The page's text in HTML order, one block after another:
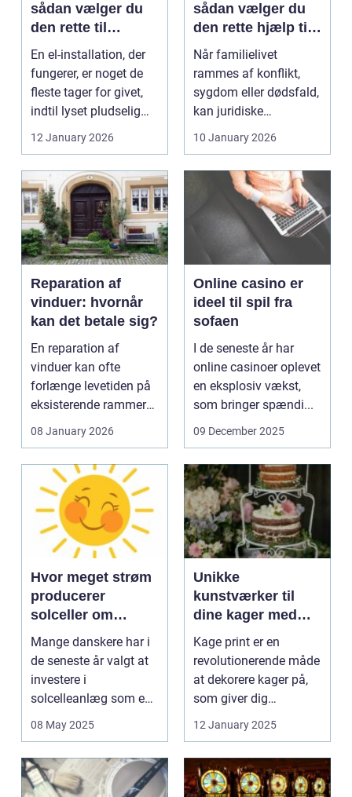
sådan vælger du
den rette til
opgaven
En el-installation, der
fungerer, er noget de
fleste tager for givet,
indtil lyset pludselig
går, el...
12 January 2026
sådan vælger du
den rette hjælp til
familien
Når familielivet
rammes af konflikt,
sygdom eller dødsfald,
kan juridiske
spørgsmål hurtigt
vokse si...
10 January 2026
Reparation af
vinduer: hvornår
kan det betale sig?
En reparation af
vinduer kan ofte
forlænge levetiden på
eksisterende rammer
og glas med ...
08 January 2026
Online casino er
ideel til spil fra
sofaen
I de seneste år har
online casinoer oplevet
en eksplosiv vækst,
som bringer spændi...
09 December 2025
Hvor meget strøm
producerer
solceller om
vinteren?
Mange danskere har i
de seneste år valgt at
investere i
solcelleanlæg som en
bæred...
08 May 2025
Unikke
kunstværker til
dine kager med
kage print
Kage print er en
revolutionerende måde
at dekorere kager på,
som giver dig
mulighed for ...
12 January 2025